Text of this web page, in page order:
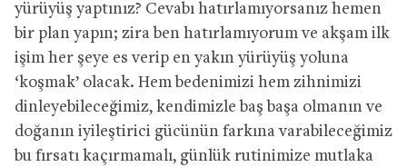
yürüyüş yaptınız? Cevabı hatırlamıyorsanız hemen
bir plan yapın; zira ben hatırlamıyorum ve akşam ilk
işim her şeye es verip en yakın yürüyüş yoluna
‘koşmak’ olacak. Hem bedenimizi hem zihnimizi
dinleyebileceğimiz, kendimizle baş başa olmanın ve
doğanın iyileştirici gücünün farkına varabileceğimiz
bu fırsatı kaçırmamalı, günlük rutinimize mutlaka